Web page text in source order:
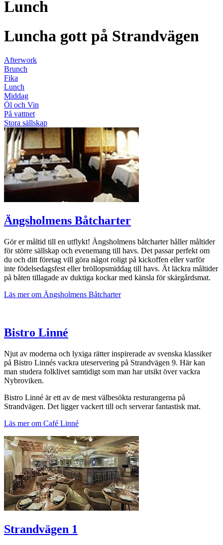
Lunch
Luncha gott på Strandvägen
Afterwork
Brunch
Fika
Lunch
Middag
Öl och Vin
På vattnet
Stora sällskap
Ängsholmens Båtcharter
Gör er måltid till en utflykt! Ängsholmens båtcharter håller måltider
för större sällskap och evenemang till havs. Det passar perfekt om
du och ditt företag vill göra något roligt på kickoffen eller varför
inte födelsedagsfest eller bröllopsmiddag till havs. Ät läckra måltider
på båten tillagade av duktiga kockar med känsla för skärgårdsmat.
Läs mer om Ängsholmens Båtcharter
Bistro Linné
Njut av moderna och lyxiga rätter inspirerade av svenska klassiker
på Bistro Linnés vackra uteservering på Strandvägen 9. Här kan
man studera folklivet samtidigt som man har utsikt över vackra
Nybroviken.
Bistro Linné är ett av de mest välbesökta resturangerna på
Strandvägen. Det ligger vackert till och serverar fantastisk mat.
Läs mer om Café Linné
Strandvägen 1